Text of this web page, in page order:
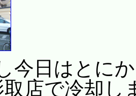
今日はとに
店で冷却し